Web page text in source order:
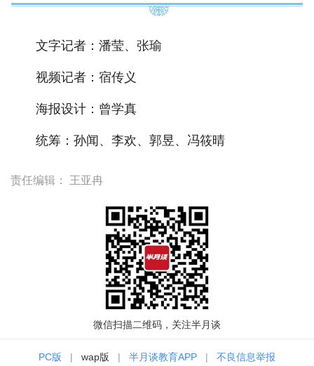
文字记者：潘莹、张瑜
视频记者：宿传义
海报设计：曾学真
统筹：孙闻、李欢、郭昱、冯筱晴
责任编辑： 王亚冉
微信扫描二维码，关注半月谈
PC版 | wap版 | 半月谈教育APP | 不良信息举报